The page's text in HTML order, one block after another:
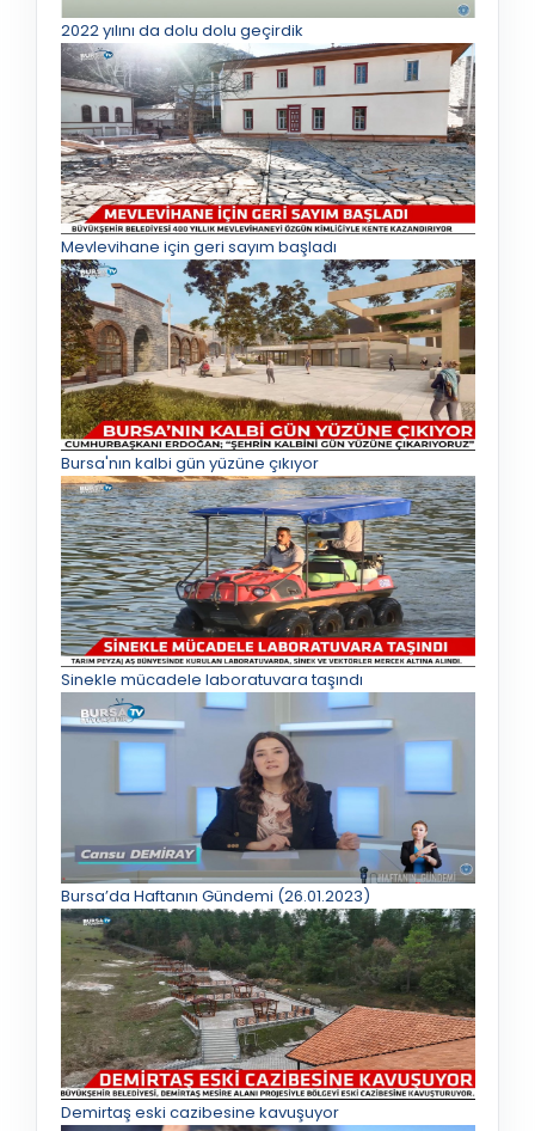
2022 yılını da dolu dolu geçirdik
Mevlevihane için geri sayım başladı
Bursa'nın kalbi gün yüzüne çıkıyor
Sinekle mücadele laboratuvara taşındı
Bursa’da Haftanın Gündemi (26.01.2023)
Demirtaş eski cazibesine kavuşuyor